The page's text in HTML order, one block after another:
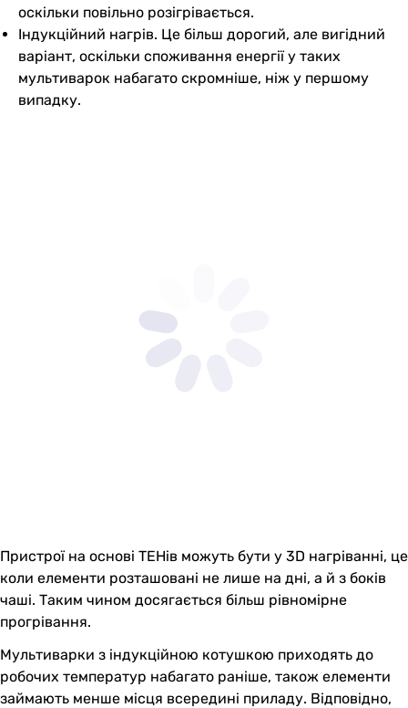
оскільки повільно розігрівається.
Індукційний нагрів. Це більш дорогий, але вигідний
варіант, оскільки споживання енергії у таких
мультиварок набагато скромніше, ніж у першому
випадку.
Пристрої на основі ТЕНів можуть бути у 3D нагріванні, це
коли елементи розташовані не лише на дні, а й з боків
чаші. Таким чином досягається більш рівномірне
прогрівання.
Мультиварки з індукційною котушкою приходять до
робочих температур набагато раніше, також елементи
займають менше місця всередині приладу. Відповідно,